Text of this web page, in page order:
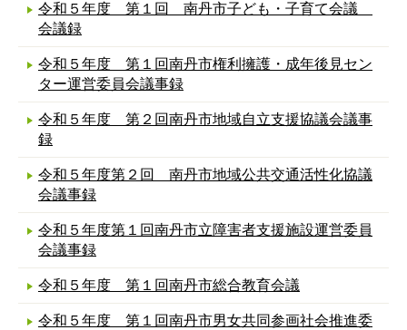
令和５年度 第１回 南丹市子ども・子育て会議
会議録
令和５年度 第１回南丹市権利擁護・成年後見セン
ター運営委員会議事録
令和５年度 第２回南丹市地域自立支援協議会議事
録
令和５年度第２回 南丹市地域公共交通活性化協議
会議事録
令和５年度第１回南丹市立障害者支援施設運営委員
会議事録
令和５年度 第１回南丹市総合教育会議
令和５年度 第１回南丹市男女共同参画社会推進委